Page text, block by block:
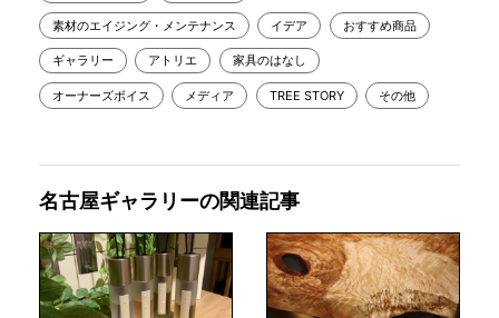
素材のエイジング・メンテナンス イデア おすすめ商品
ギャラリー アトリエ 家具のはなし
オーナーズボイス メディア TREE STORY その他
名古屋ギャラリーの関連記事